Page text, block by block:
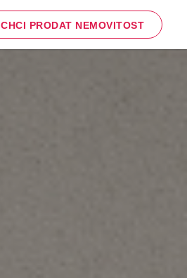
CHCI PRODAT NEMOVITOST